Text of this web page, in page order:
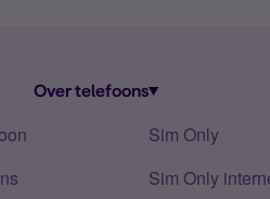
Over telefoons
Sim Only
Sim Only